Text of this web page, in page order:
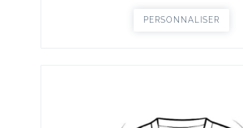
PERSONNALISER